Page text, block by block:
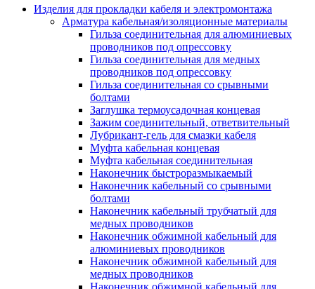
монтажные
Деталь крепежная для несущих и и
профильных реек
Зажим для крышки системы
поддержки кабелей
Кронштейн для кабельного лотка
Крышка для кабельных лотков
лотков
Лоток кабельный лестничный
Лоток кабельный листовой
Лоток кабельный проволочный
Настенный и потолочный
для кабельного лотка
Несущий профиль
лотков
Ответвление т-образное для
лотков
Пластина монтажная для
лотка
Потолочный кронштейн для
прокладки кабеля
Изделия для прокладки кабеля и электромонтажа
Арматура кабельная/изоляционные материалы
Гильза соединительная для алюминиевых
проводников под опрессовку
Гильза соединительная для медных
проводников под опрессовку
Гильза соединительная со срывными
болтами
Заглушка термоусадочная концевая
Зажим соединительный, ответвительный
Лубрикант-гель для смазки кабеля
Муфта кабельная концевая
Муфта кабельная соединительная
Наконечник быстроразмыкаемый
Наконечник кабельный со срывными
болтами
Наконечник кабельный трубчатый для
медных проводников
Наконечник обжимной кабельный для
алюминиевых проводников
Наконечник обжимной кабельный для
медных проводников
Наконечник обжимной кабельный для